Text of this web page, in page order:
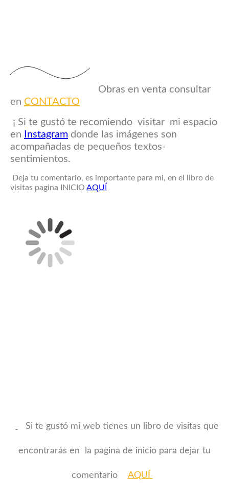
Obras en venta consultar
en CONTACTO
¡ Si te gustó te recomiendo visitar mi espacio
en
Instagram donde las imágenes son
acompañadas de pequeños textos-
sentimientos.
Deja tu comentario, es importante para mi, en el libro de
visitas pagina INICIO AQUÍ
Si te gustó mi web tienes un libro de visitas que
encontrarás en la pagina de inicio para dejar tu
comentario AQUÍ